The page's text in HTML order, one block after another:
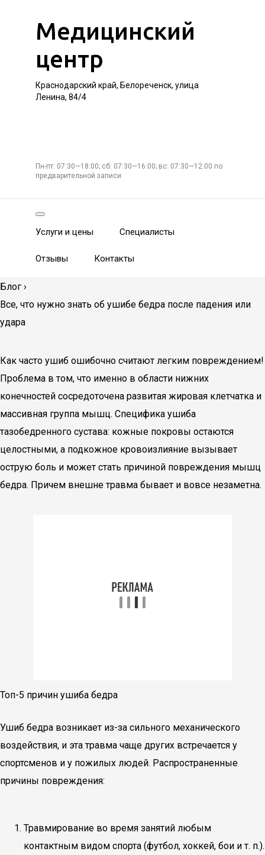
Медицинский
центр
Краснодарский край, Белореченск, улица
Ленина, 84/4
Пн-пт: 07:30—18:00; сб: 07:30—16:00; вс: 07:30—12:00 по
предварительной записи
Услуги и цены Специалисты
Отзывы Контакты
Блог ›
Все, что нужно знать об ушибе бедра после падения или
удара
Как часто ушиб ошибочно считают легким повреждением!
Проблема в том, что именно в области нижних
конечностей сосредоточена развитая жировая клетчатка и
массивная группа мышц. Специфика ушиба
тазобедренного сустава: кожные покровы остаются
целостными, а подкожное кровоизлияние вызывает
острую боль и может стать причиной повреждения мышц
бедра. Причем внешне травма бывает и вовсе незаметна.
Топ-5 причин ушиба бедра
Ушиб бедра возникает из-за сильного механического
воздействия, и эта травма чаще других встречается у
спортсменов и у пожилых людей. Распространенные
причины повреждения:
Травмирование во время занятий любым
контактным видом спорта (футбол, хоккей, бои и т. п.).